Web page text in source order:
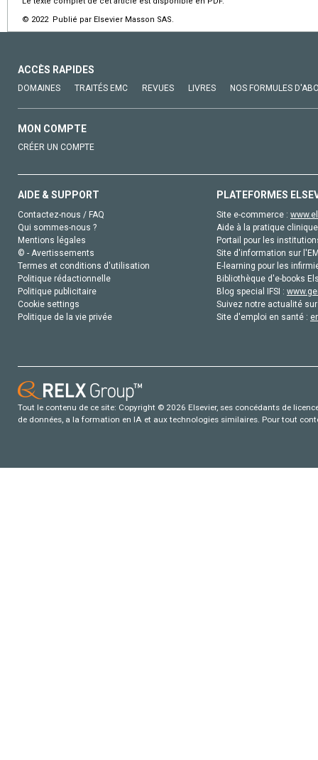
© 2022 Publié par Elsevier Masson SAS.
ACCÈS RAPIDES
DOMAINES TRAITÉS EMC REVUES LIVRES NOS FORMULES
MON COMPTE
CRÉER UN COMPTE
AIDE & SUPPORT
Contactez-nous / FAQ
Qui sommes-nous ?
Mentions légales
© - Avertissements
Termes et conditions d'utilisation
Politique rédactionnelle
Politique publicitaire
Cookie settings
Politique de la vie privée
PLATEFORMES
Site e-commerce :
Aide à la pratique
Portail pour les
Site d'information sur
E-learning pour les
Bibliothèque d'e-books
Blog special IFSI :
Suivez notre actualité
Site d'emploi en santé :
Tout le contenu de ce site: Copyright © 2026 Elsevier, ses concédants de
de données, a la formation en IA et aux technologies similaires. Pour tout